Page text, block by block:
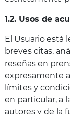
1.2. Usos de
El Usuario está
breves citas,
reseñas en
expresamente
límites y
en particular, a
autores y de la